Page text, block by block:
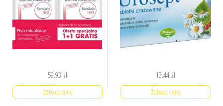
59,93 zł
Zobacz cenę
13,44 zł
Zobacz cenę